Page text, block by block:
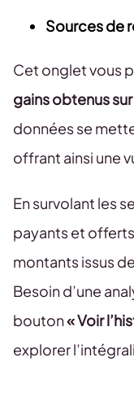
Sources de
Cet onglet vous
gains obtenus
données se
offrant ainsi une
En survolant les
payants et
montants issus
Besoin d’une
bouton« Voir
explorer